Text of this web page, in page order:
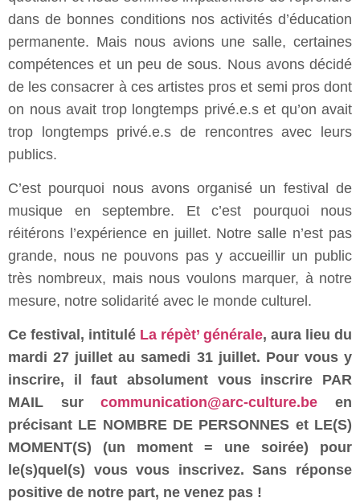
dans de bonnes conditions nos activités d’éducation
permanente. Mais nous avions une salle, certaines
compétences et un peu de sous. Nous avons décidé
de les consacrer à ces artistes pros et semi pros dont
on nous avait trop longtemps privé.e.s et qu’on avait
trop longtemps privé.e.s de rencontres avec leurs
publics.
C’est pourquoi nous avons organisé un festival de
musique en septembre. Et c’est pourquoi nous
réitérons l’expérience en juillet. Notre salle n’est pas
grande, nous ne pouvons pas y accueillir un public
très nombreux, mais nous voulons marquer, à notre
mesure, notre solidarité avec le monde culturel.
Ce festival, intitulé La répèt’ générale, aura lieu du
mardi 27 juillet au samedi 31 juillet. Pour vous y
inscrire, il faut absolument vous inscrire PAR
MAIL surcommunication@arc-culture.be en
précisant LE NOMBRE DE PERSONNES et LE(S)
MOMENT(S) (un moment = une soirée) pour
le(s)quel(s) vous vous inscrivez. Sans réponse
positive de notre part, ne venez pas !